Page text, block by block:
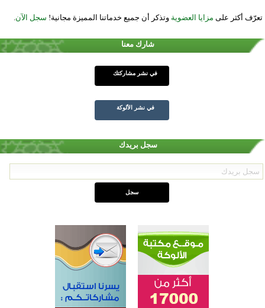
تعرّف أكثر على مزايا العضوية وتذكر أن جميع خدماتنا المميزة مجانية! سجل الآن
شارك معنا
في نشر مشاركتك
في نشر الألوكة
سجل بريدك